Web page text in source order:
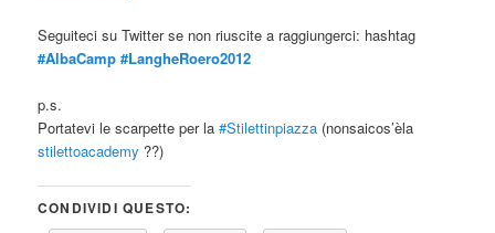
Seguiteci su Twitter se non riuscite a raggiungerci: hashtag
#AlbaCamp #LangheRoero2012
p.s.
Portatevi le scarpette per la#Stilettinpiazza (nonsaicos’èla
stilettoacademy ??)
CONDIVIDI QUESTO: